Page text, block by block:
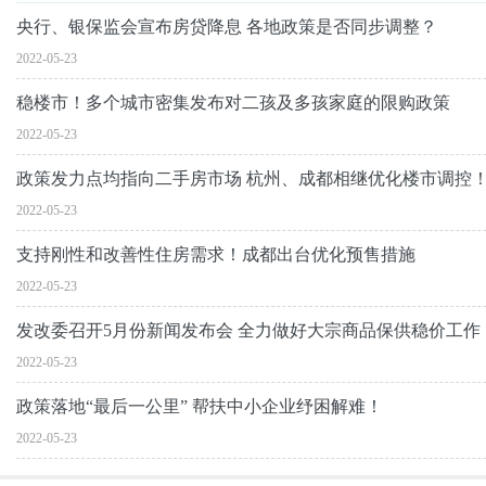
央行、银保监会宣布房贷降息 各地政策是否同步调整？
2022-05-23
稳楼市！多个城市密集发布对二孩及多孩家庭的限购政策
2022-05-23
政策发力点均指向二手房市场 杭州、成都相继优化楼市调控
2022-05-23
支持刚性和改善性住房需求！成都出台优化预售措施
2022-05-23
发改委召开5月份新闻发布会 全力做好大宗商品保供稳价工作
2022-05-23
政策落地“最后一公里” 帮扶中小企业纾困解难！
2022-05-23